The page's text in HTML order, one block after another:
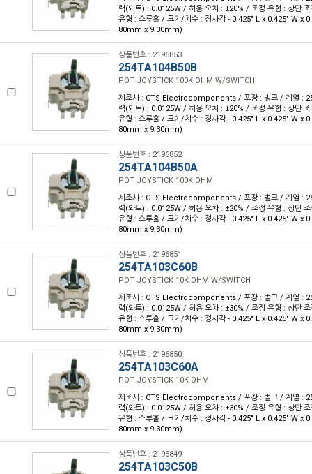
력(와트) : 0.0125W / 허용 오차 : ±20% / 조정 유형 : 상단
유형 : 스루홀 / 크기/치수 : 정사각 - 0.425" L x 0.425" W x
80mm x 9.30mm)
상품번호 : 2196853
254TA104B50B
POT JOYSTICK 100K OHM W/SWITCH
제조사 : CTS Electrocomponents / 포장 : 벌크 / 계열 :
력(와트) : 0.0125W / 허용 오차 : ±20% / 조정 유형 : 상단
유형 : 스루홀 / 크기/치수 : 정사각 - 0.425" L x 0.425" W x
80mm x 9.30mm)
상품번호 : 2196852
254TA104B50A
POT JOYSTICK 100K OHM
제조사 : CTS Electrocomponents / 포장 : 벌크 / 계열 :
력(와트) : 0.0125W / 허용 오차 : ±20% / 조정 유형 : 상단
유형 : 스루홀 / 크기/치수 : 정사각 - 0.425" L x 0.425" W x
80mm x 9.30mm)
상품번호 : 2196851
254TA103C60B
POT JOYSTICK 10K OHM W/SWITCH
제조사 : CTS Electrocomponents / 포장 : 벌크 / 계열 :
력(와트) : 0.0125W / 허용 오차 : ±30% / 조정 유형 : 상단
유형 : 스루홀 / 크기/치수 : 정사각 - 0.425" L x 0.425" W x
80mm x 9.30mm)
상품번호 : 2196850
254TA103C60A
POT JOYSTICK 10K OHM
제조사 : CTS Electrocomponents / 포장 : 벌크 / 계열 :
력(와트) : 0.0125W / 허용 오차 : ±30% / 조정 유형 : 상단
유형 : 스루홀 / 크기/치수 : 정사각 - 0.425" L x 0.425" W x
80mm x 9.30mm)
상품번호 : 2196849
254TA103C50B